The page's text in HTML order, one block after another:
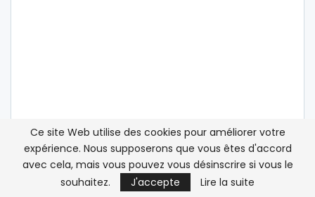
Ce site Web utilise des cookies pour améliorer votre
expérience. Nous supposerons que vous êtes d'accord
avec cela, mais vous pouvez vous désinscrire si vous le
souhaitez.
J'accepte Lire la suite